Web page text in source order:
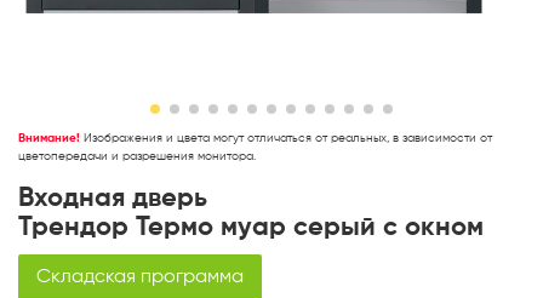
Внимание! Изображения и цвета могут отличаться от реальных, в зависимости от
цветопередачи и разрешения монитора.
Входная дверь
Трендор Термо муар серый с окном
Складская программа